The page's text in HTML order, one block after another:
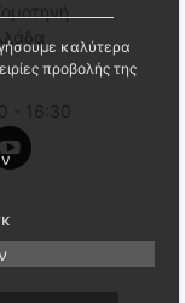
Resque
σε 1 εως 3
ΦΠΑ)
- 16:30
καλύτερα
προβολής της